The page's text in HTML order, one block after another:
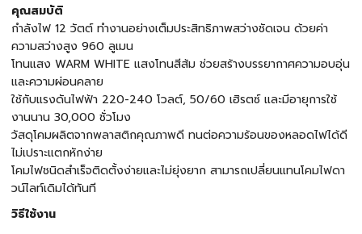
คุณสมบัติ
กำลังไฟ 12 วัตต์ ทำงานอย่างเต็มประสิทธิภาพสว่างชัดเจน ด้วยค่า
ความสว่างสูง 960 ลูเมน
โทนแสง WARM WHITE แสงโทนสีส้ม ช่วยสร้างบรรยากาศความอบอุ่น
และความผ่อนคลาย
ใช้กับแรงดันไฟฟ้า 220-240 โวลต์, 50/60 เฮิรตซ์ และมีอายุการใช้
งานนาน 30,000 ชั่วโมง
วัสดุโคมผลิตจากพลาสติกคุณภาพดี ทนต่อความร้อนของหลอดไฟได้ดี
ไม่เปราะแตกหักง่าย
โคมไฟชนิดสำเร็จติดตั้งง่ายและไม่ยุ่งยาก สามารถเปลี่ยนแทนโคมไฟดา
วน์ไลท์เดิมได้ทันที
วิธีใช้งาน